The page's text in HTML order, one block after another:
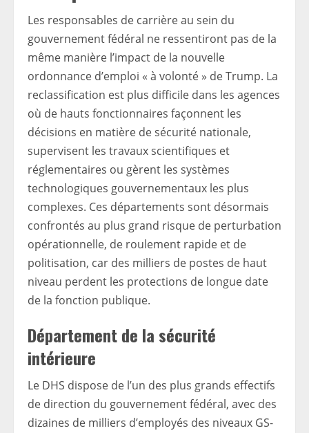
Les responsables de carrière au sein du
gouvernement fédéral ne ressentiront pas de la
même manière l’impact de la nouvelle
ordonnance d’emploi « à volonté » de Trump. La
reclassification est plus difficile dans les agences
où de hauts fonctionnaires façonnent les
décisions en matière de sécurité nationale,
supervisent les travaux scientifiques et
réglementaires ou gèrent les systèmes
technologiques gouvernementaux les plus
complexes. Ces départements sont désormais
confrontés au plus grand risque de perturbation
opérationnelle, de roulement rapide et de
politisation, car des milliers de postes de haut
niveau perdent les protections de longue date
de la fonction publique.
Département de la sécurité
intérieure
Le DHS dispose de l’un des plus grands effectifs
de direction du gouvernement fédéral, avec des
dizaines de milliers d’employés des niveaux GS-